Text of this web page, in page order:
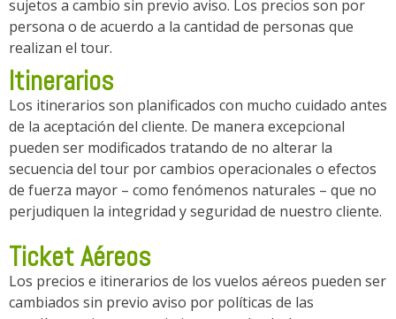
sujetos a cambio sin previo aviso. Los precios son por
persona o de acuerdo a la cantidad de personas que
realizan el tour.
Itinerarios
Los itinerarios son planificados con mucho cuidado antes
de la aceptación del cliente. De manera excepcional
pueden ser modificados tratando de no alterar la
secuencia del tour por cambios operacionales o efectos
de fuerza mayor – como fenómenos naturales – que no
perjudiquen la integridad y seguridad de nuestro cliente.
Ticket Aéreos
Los precios e itinerarios de los vuelos aéreos pueden ser
cambiados sin previo aviso por políticas de las